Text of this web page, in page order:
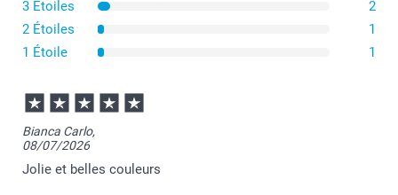
3 Étoiles
2
2 Étoiles
1
1 Étoile
1
Bianca Carlo,
08/07/2026
Jolie et belles couleurs